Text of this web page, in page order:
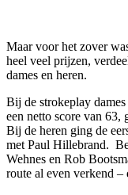
Maar voor het zover
heel veel prijzen,
dames en heren.
Bij de strokeplay
een netto score van
Bij de heren ging de
met Paul Hillebrand.
Wehnes en Rob
route al even verkend